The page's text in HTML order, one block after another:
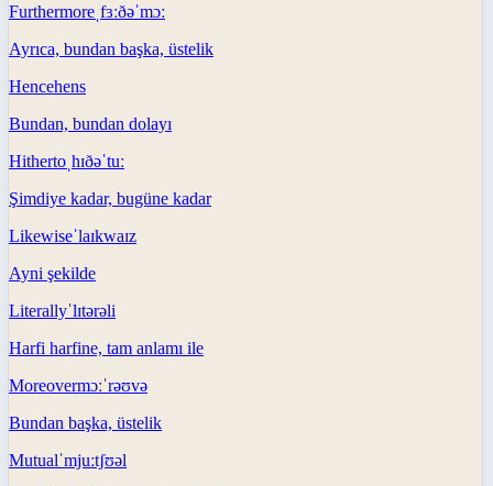
Furthermore ˌfɜːðəˈmɔː
Ayrıca, bundan başka, üstelik
Hencehens
Bundan, bundan dolayı
Hitherto ˌhɪðəˈtuː
Şimdiye kadar, bugüne kadar
Likewiseˈlaɪkwaɪz
Ayni şekilde
Literallyˈlɪtərəli
Harfi harfine, tam anlamı ile
Moreovermɔːˈrəʊvə
Bundan başka, üstelik
Mutualˈmjuːtʃʊəl